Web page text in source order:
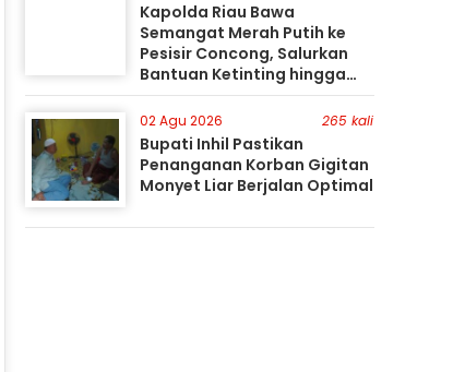
Kapolda Riau Bawa
Semangat Merah Putih ke
Pesisir Concong, Salurkan
Bantuan Ketinting hingga
Tanam Mangrove
02 Agu 2026 265 kali
Bupati Inhil Pastikan
Penanganan Korban Gigitan
Monyet Liar Berjalan Optimal